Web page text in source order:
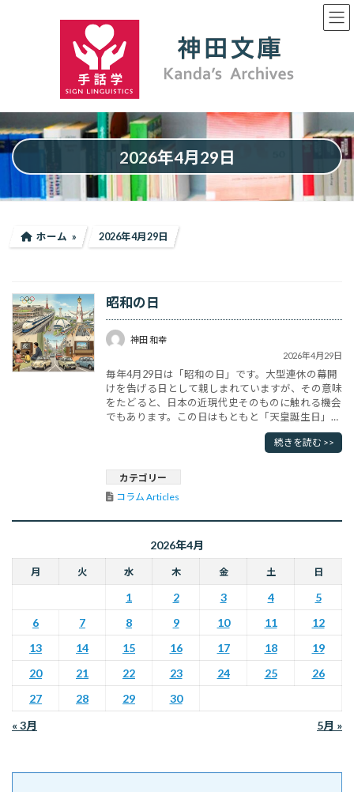
ッ
プ
移
動
2026年4月29日
ホーム 2026年4月29日
昭和の日
神田 和幸
2026年4月29日
毎年4月29日は「昭和の日」です。大型連休の幕開
けを告げる日として親しまれていますが、その意味
をたどると、日本の近現代史そのものに触れる機会
でもあります。この日はもともと「天皇誕生日」と
して祝われていましたが、対象となるのは第124代
天皇である昭和天皇の誕生日でした。昭和天皇の崩
2007年から現在の「昭和の日」となりました。 昭
和の日の趣旨は、「激動の･･･
続きを読む >>
カテゴリー
コラム Articles
2026年4月
月 火 水 木 金 土 日
1 2 3 4
5
6
7 8 9 10 11
12
13
14 15 16 17 18
19
20
21 22 23 24 25
26
27
28 29
30
« 3月
5月 »